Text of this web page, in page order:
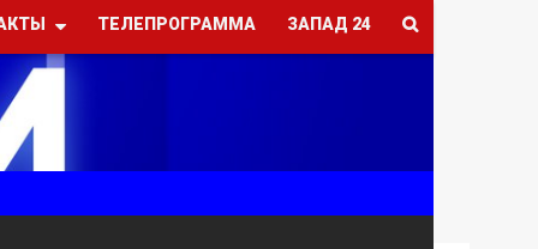
ТЕЛЕПРОГРАММА ЗАПАД 24